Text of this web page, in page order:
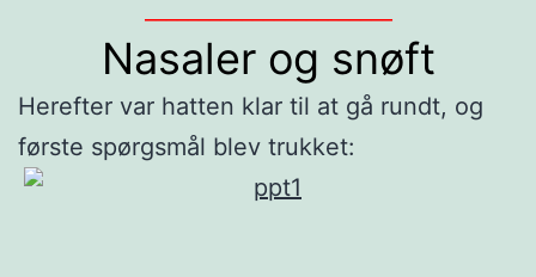
Nasaler og snøft
Herefter var hatten klar til at gå rundt, og
første spørgsmål blev trukket: